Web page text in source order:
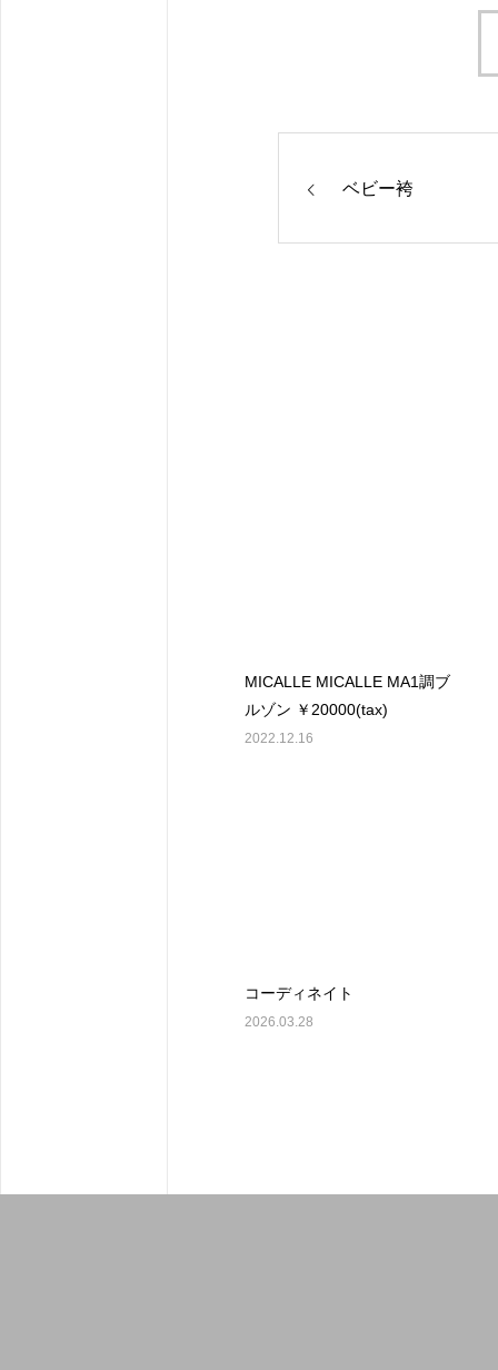
ベビー袴
MICALLE MICALLE MA1調ブ
ルゾン ￥20000(tax)
2022.12.16
コーディネイト
2026.03.28